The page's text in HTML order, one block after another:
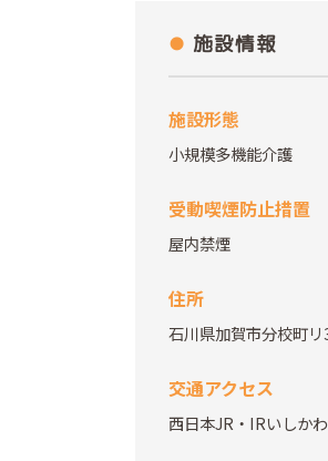
施設情報
施設形態
小規模多機能介護
受動喫煙防止措置
屋内禁煙
住所
石川県加賀市分校町
交通アクセス
西日本JR・IRいしか